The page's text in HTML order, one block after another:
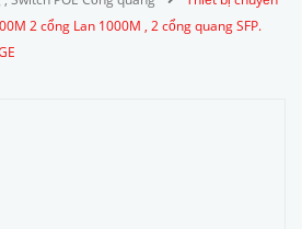
2 cổng Lan 1000M , 2 cổng quang SFP.